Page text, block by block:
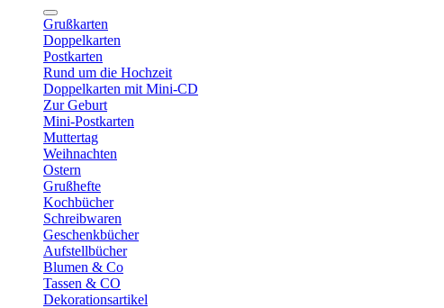
Grußkarten
Doppelkarten
Postkarten
Rund um die Hochzeit
Doppelkarten mit Mini-CD
Zur Geburt
Mini-Postkarten
Muttertag
Weihnachten
Ostern
Grußhefte
Kochbücher
Schreibwaren
Geschenkbücher
Aufstellbücher
Blumen & Co
Tassen & CO
Dekorationsartikel